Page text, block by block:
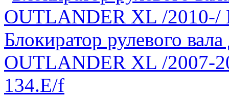
Блокиратор рулевого
OUTLANDER XL /2007-
134.E/f